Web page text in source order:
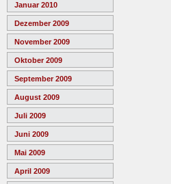
Januar 2010
Dezember 2009
November 2009
Oktober 2009
September 2009
August 2009
Juli 2009
Juni 2009
Mai 2009
April 2009